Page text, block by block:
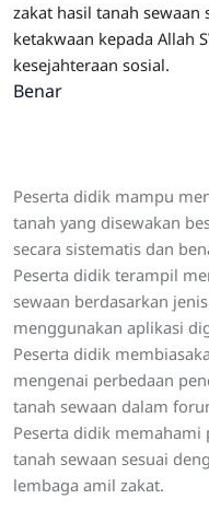
zakat hasil tanah
ketakwaan kepada Allah
kesejahteraan sosial.
Benar
Peserta didik mampu
tanah yang disewakan
secara sistematis dan
Peserta didik terampil
sewaan berdasarkan
menggunakan aplikasi
Peserta didik
mengenai perbedaan
tanah sewaan dalam
Peserta didik memahami
tanah sewaan sesuai
lembaga amil zakat.